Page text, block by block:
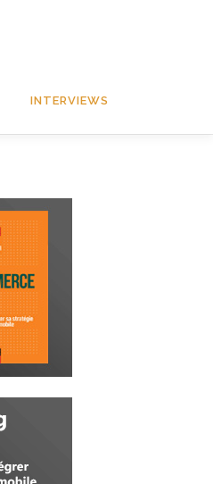
INTERVIEWS